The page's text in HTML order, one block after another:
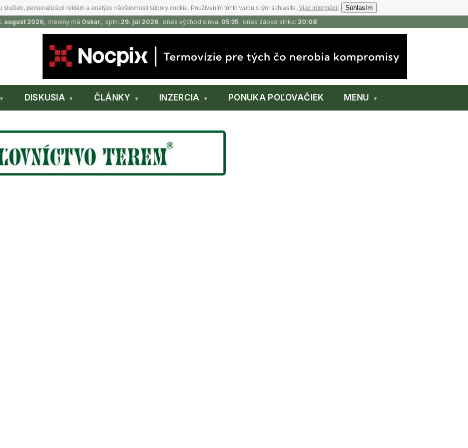
služieb, personalizácii reklám a analýze návštevnosti súbory cookie. Používaním tohto webu s tým súhlasíte. Viac informácií
Súhlasím
august 2026, meniny má Oskar, spln: 29. júl 2026, dnes východ slnka: 05:35, dnes západ slnka: 20:08
DISKUSIA ČLÁNKY INZERCIA PONUKA POĽOVAČIEK MENU